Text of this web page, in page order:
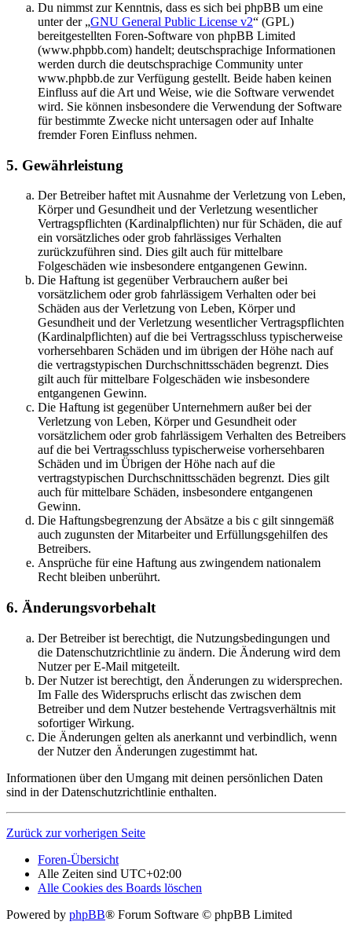
Du nimmst zur Kenntnis, dass es sich bei phpBB um eine
unter der „GNU General Public License v2“ (GPL)
bereitgestellten Foren-Software von phpBB Limited
(www.phpbb.com) handelt; deutschsprachige Informationen
werden durch die deutschsprachige Community unter
www.phpbb.de zur Verfügung gestellt. Beide haben keinen
Einfluss auf die Art und Weise, wie die Software verwendet
wird. Sie können insbesondere die Verwendung der Software
für bestimmte Zwecke nicht untersagen oder auf Inhalte
fremder Foren Einfluss nehmen.
5. Gewährleistung
Der Betreiber haftet mit Ausnahme der Verletzung von Leben,
Körper und Gesundheit und der Verletzung wesentlicher
Vertragspflichten (Kardinalpflichten) nur für Schäden, die auf
ein vorsätzliches oder grob fahrlässiges Verhalten
zurückzuführen sind. Dies gilt auch für mittelbare
Folgeschäden wie insbesondere entgangenen Gewinn.
Die Haftung ist gegenüber Verbrauchern außer bei
vorsätzlichem oder grob fahrlässigem Verhalten oder bei
Schäden aus der Verletzung von Leben, Körper und
Gesundheit und der Verletzung wesentlicher Vertragspflichten
(Kardinalpflichten) auf die bei Vertragsschluss typischerweise
vorhersehbaren Schäden und im übrigen der Höhe nach auf
die vertragstypischen Durchschnittsschäden begrenzt. Dies
gilt auch für mittelbare Folgeschäden wie insbesondere
entgangenen Gewinn.
Die Haftung ist gegenüber Unternehmern außer bei der
Verletzung von Leben, Körper und Gesundheit oder
vorsätzlichem oder grob fahrlässigem Verhalten des Betreibers
auf die bei Vertragsschluss typischerweise vorhersehbaren
Schäden und im Übrigen der Höhe nach auf die
vertragstypischen Durchschnittsschäden begrenzt. Dies gilt
auch für mittelbare Schäden, insbesondere entgangenen
Gewinn.
Die Haftungsbegrenzung der Absätze a bis c gilt sinngemäß
auch zugunsten der Mitarbeiter und Erfüllungsgehilfen des
Betreibers.
Ansprüche für eine Haftung aus zwingendem nationalem
Recht bleiben unberührt.
6. Änderungsvorbehalt
Der Betreiber ist berechtigt, die Nutzungsbedingungen und
die Datenschutzrichtlinie zu ändern. Die Änderung wird dem
Nutzer per E-Mail mitgeteilt.
Der Nutzer ist berechtigt, den Änderungen zu widersprechen.
Im Falle des Widerspruchs erlischt das zwischen dem
Betreiber und dem Nutzer bestehende Vertragsverhältnis mit
sofortiger Wirkung.
Die Änderungen gelten als anerkannt und verbindlich, wenn
der Nutzer den Änderungen zugestimmt hat.
Informationen über den Umgang mit deinen persönlichen Daten
sind in der Datenschutzrichtlinie enthalten.
Zurück zur vorherigen Seite
Foren-Übersicht
Alle Zeiten sind UTC+02:00
Alle Cookies des Boards löschen
Powered by phpBB® Forum Software © phpBB Limited